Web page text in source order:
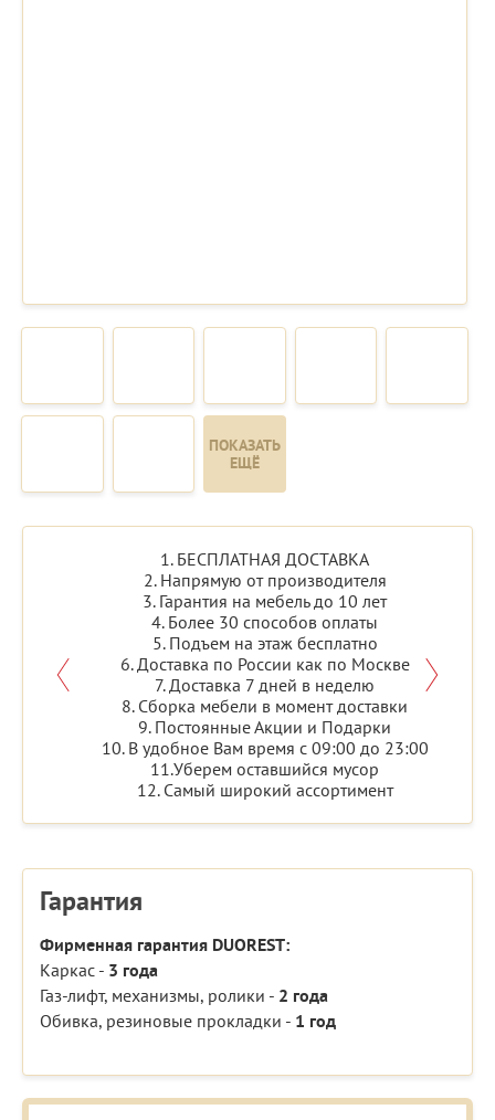
ПОКАЗАТЬ
ЕЩЁ
1. БЕСПЛАТНАЯ ДОСТАВКА
2. Напрямую от производителя
3. Гарантия на мебель до 10 лет
4. Более 30 способов оплаты
5. Подъем на этаж бесплатно
6. Доставка по России как по Москве
7. Доставка 7 дней в неделю
8. Сборка мебели в момент доставки
9. Постоянные Акции и Подарки
10. В удобное Вам время с 09:00 до 23:00
11.Уберем оставшийся мусор
12. Самый широкий ассортимент
Гарантия
Фирменная гарантия DUOREST:
Каркас - 3 года
Газ-лифт, механизмы, ролики - 2 года
Обивка, резиновые прокладки - 1 год